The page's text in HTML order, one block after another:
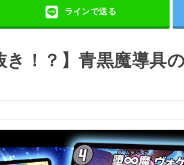
き！？】青黒魔導具